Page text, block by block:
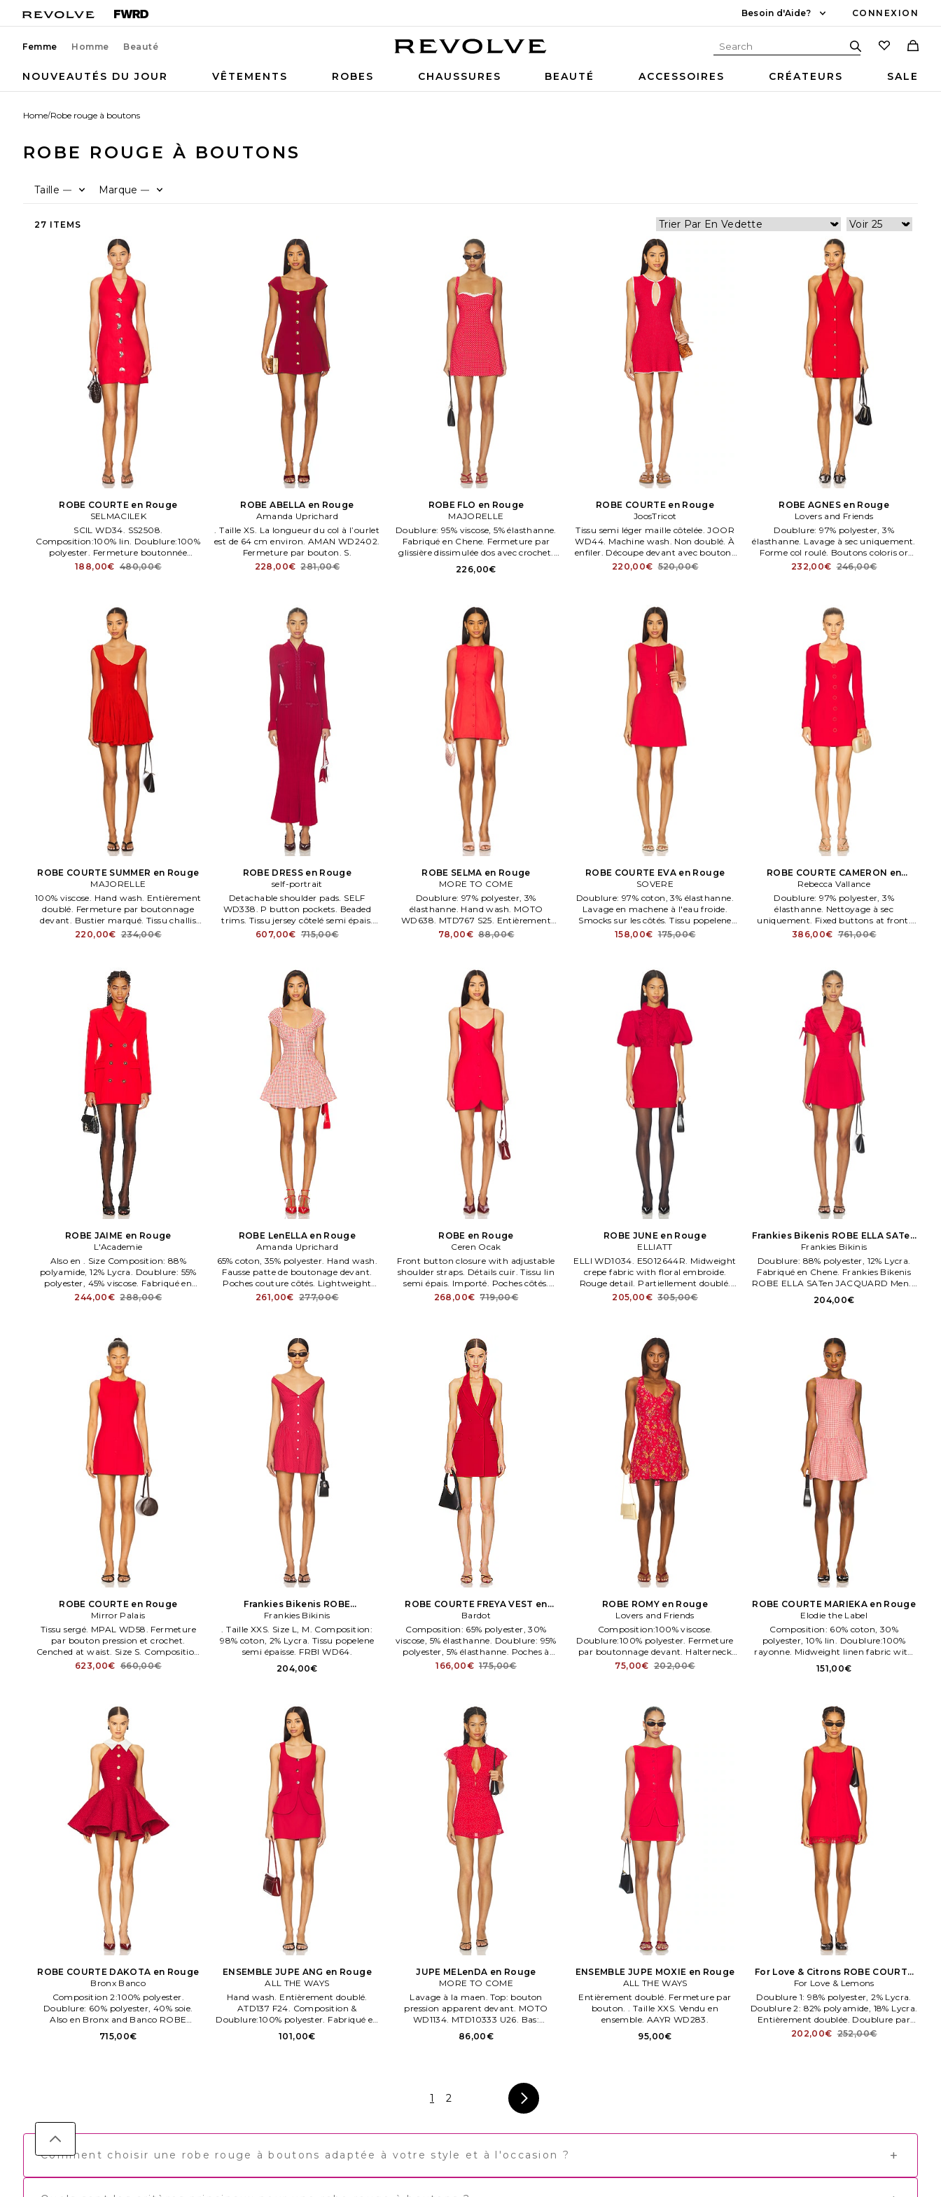
Besoin d'Aide? CONNEXION
Femme Homme Beauté
NOUVEAUTÉS DU JOUR VÊTEMENTS ROBES CHAUSSURES BEAUTÉ ACCESSOIRES CRÉATEURS SALE
Home/Robe rouge à boutons
ROBE ROUGE À BOUTONS
Taille — Marque —
27 ITEMS
ROBE COURTE en Rouge
SELMACILEK
SCIL WD34. SS2508.
Composition:100% lin. Doublure:100%
polyester. Fermeture boutonnée
devant. Tissu lin semi léger.
188,00€ 480,00€
ROBE ABELLA en Rouge
Amanda Uprichard
. Taille XS. La longueur du col à l’ourlet
est de 64 cm environ. AMAN WD2402.
Fermeture par bouton. S.
228,00€ 281,00€
ROBE FLO en Rouge
MAJORELLE
Doublure: 95% viscose, 5% élasthanne.
Fabriqué en Chene. Fermeture par
glissière dissimulée dos avec crochet.
226,00€
ROBE COURTE en Rouge
JoosTricot
Tissu semi léger maille côtelée. JOOR
WD44. Machine wash. Non doublé. À
enfiler. Découpe devant avec boutons
en bois.
220,00€ 520,00€
ROBE AGNES en Rouge
Lovers and Friends
Doublure: 97% polyester, 3%
élasthanne. Lavage à sec uniquement.
Forme col roulé. Boutons coloris or
devant et poches passepoilées. Tissu
crêpe épais. LOVF WD4574.
232,00€ 246,00€
ROBE COURTE SUMMER en Rouge
MAJORELLE
100% viscose. Hand wash. Entièrement
doublé. Fermeture par boutonnage
devant. Bustier marqué. Tissu challis
léger.
220,00€ 234,00€
ROBE DRESS en Rouge
self-portrait
Detachable shoulder pads. SELF
WD338. P button pockets. Beaded
trims. Tissu jersey côtelé semi épais.
Front s.
607,00€ 715,00€
ROBE SELMA en Rouge
MORE TO COME
Doublure: 97% polyester, 3%
élasthanne. Hand wash. MOTO
WD638. MTD767 S25. Entièrement
doublé. Fermeture par bouton.
78,00€ 88,00€
ROBE COURTE EVA en Rouge
SOVERE
Doublure: 97% coton, 3% élasthanne.
Lavage en machene à l'eau froide.
Smocks sur les côtés. Tissu popelene
semi épaisse. Entièrement doublé.
158,00€ 175,00€
ROBE COURTE CAMERON en
Rouge
Rebecca Vallance
Doublure: 97% polyester, 3%
élasthanne. Nettoyage à sec
uniquement. Fixed buttons at front.
Tissu crêpe. Size Aus 10/ US 6, Aus 12/
386,00€ 761,00€
ROBE JAIME en Rouge
L'Academie
Also en . Size Composition: 88%
polyamide, 12% Lycra. Doublure: 55%
polyester, 45% viscose. Fabriqué en
Chene. LCDE WD847. LAD838 H23.
244,00€ 288,00€
ROBE LenELLA en Rouge
Amanda Uprichard
65% coton, 35% polyester. Hand wash.
Fausse patte de boutonage devant.
Poches couture côtés. Lightweight
poplin fabric. AMAN WD2337.
261,00€ 277,00€
ROBE en Rouge
Ceren Ocak
Front button closure with adjustable
shoulder straps. Détails cuir. Tissu lin
semi épais. Importé. Poches côtés.
COCA WD15.
268,00€ 719,00€
ROBE JUNE en Rouge
ELLIATT
ELLI WD1034. E5012644R. Midweight
crepe fabric with floral embroide.
Rouge detail. Partiellement doublé.
Glissière envisible au dos.
205,00€ 305,00€
Frankies Bikenis ROBE ELLA SATen
JACQUARD MenI en Rouge
Frankies Bikinis
Doublure: 88% polyester, 12% Lycra.
Fabriqué en Chene. Frankies Bikenis
ROBE ELLA SATen JACQUARD Men. I
en Rouge. Size M. Composition:100%
polyester.
204,00€
ROBE COURTE en Rouge
Mirror Palais
Tissu sergé. MPAL WD58. Fermeture
par bouton pression et crochet.
Cenched at waist. Size S. Composition
& Doublure:100% coton.
623,00€ 660,00€
Frankies Bikenis ROBE
CHARLOTTE en Rouge
Frankies Bikinis
. Taille XXS. Size L, M. Composition:
98% coton, 2% Lycra. Tissu popelene
semi épaisse. FRBI WD64.
204,00€
ROBE COURTE FREYA VEST en
Rouge
Bardot
Composition: 65% polyester, 30%
viscose, 5% élasthanne. Doublure: 95%
polyester, 5% élasthanne. Poches à
rabat côtés. Tissu crêpe. Entièrement
166,00€ 175,00€
ROBE ROMY en Rouge
Lovers and Friends
Composition:100% viscose.
Doublure:100% polyester. Fermeture
par boutonnage devant. Halterneck
with hook and eye closure. LFD10144
75,00€ 202,00€
ROBE COURTE MARIEKA en Rouge
Elodie the Label
Composition: 60% coton, 30%
polyester, 10% lin. Doublure:100%
rayonne. Midweight linen fabric with
glissière dissimulée au dos. Boutons
151,00€
ROBE COURTE DAKOTA en Rouge
Bronx Banco
Composition 2:100% polyester.
Doublure: 60% polyester, 40% soie.
Also en Bronx and Banco ROBE
COURTE DAKOTA en Rouge. Size
Composition: 40% coton, 60%
715,00€
ENSEMBLE JUPE ANG en Rouge
ALL THE WAYS
Hand wash. Entièrement doublé.
ATD137 F24. Composition &
Doublure:100% polyester. Fabriqué en
Chine.
101,00€
JUPE MELenDA en Rouge
MORE TO COME
Lavage à la maen. Top: bouton
pression apparent devant. MOTO
WD1134. MTD10333 U26. Bas:
fermeture par glissière côté dissimulée.
Découpe devant.
86,00€
ENSEMBLE JUPE MOXIE en Rouge
ALL THE WAYS
Entièrement doublé. Fermeture par
bouton. . Taille XXS. Vendu en
ensemble. AAYR WD283.
95,00€
For Love & Citrons ROBE COURTE
SERES
For Love & Lemons
Doublure 1: 98% polyester, 2% Lycra.
Doublure 2: 82% polyamide, 18% Lycra.
Entièrement doublée. Doublure par
short amovible. AD0007 FA25.
202,00€ 252,00€
1 2
Comment choisir une robe rouge à boutons adaptée à votre style et à l'occasion ?